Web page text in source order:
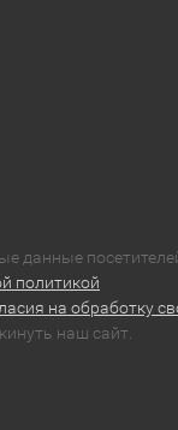
данные
политикой
на обработку
наш сайт.